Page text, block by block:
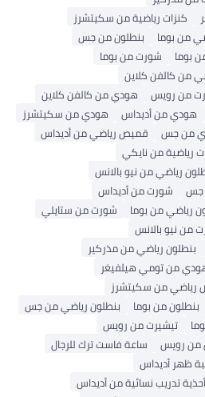
كنزات رياضية من سكيتشرز
من بوما
بنطلون من جس
بوما
شورت من بوما
من كالفن كلاين
من رويس
هودي من كالفن كلاين
هودي من أديداس
هودي من سكيتشرز
من جس
قميص رياضي من أديداس
رياضية من نايكي
رياضي من نيو بالانس
جس
شورت من أديداس
رياضي من بوما
شورت من ستايلي
من نيو بالانس
بنطلون رياضي من مذركير
من تومي هيلفيغر
من سكيتشرز
بنطلون من بوما
بنطلون رياضي من جس
تيشيرت من رويس
من رويس
ساعة فاست ترك للرجال
ظهر أديداس
أحذية تدريب نسائية من أديداس